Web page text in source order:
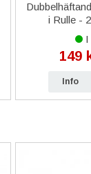
i Rulle -
I
149
Info